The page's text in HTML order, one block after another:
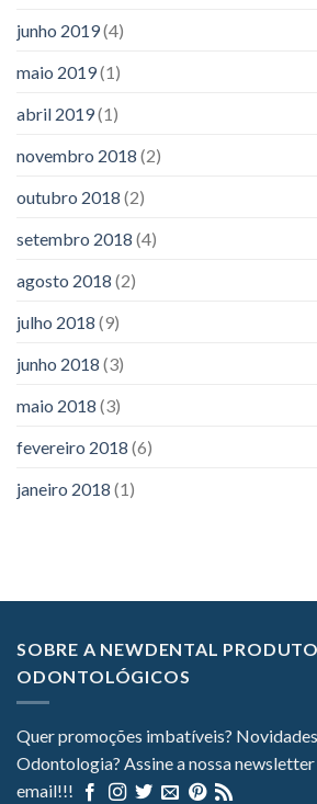
junho 2019(4)
maio 2019(1)
abril 2019(1)
novembro 2018 (2)
outubro 2018 (2)
setembro 2018 (4)
agosto 2018 (2)
julho 2018 (9)
junho 2018 (3)
maio 2018 (3)
fevereiro 2018 (6)
janeiro 2018 (1)
SOBRE A NEWDENTAL
ODONTOLÓGICOS
Quer promoções imbatíveis?
Odontologia? Assine a nossa
email!!!